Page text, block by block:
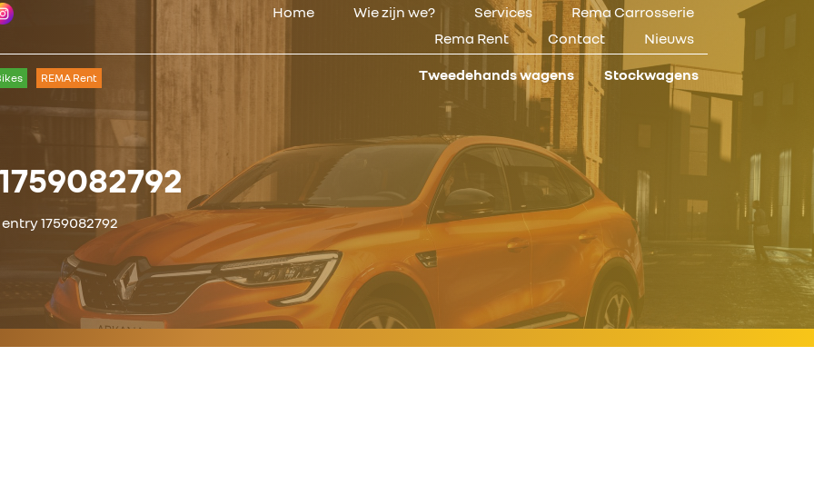
Home Wie zijn we? Services
Rema Carrosserie
Rema Rent
Contact Nieuws
REMA Rent Tweedehands wagens Stockwagens
1759082792